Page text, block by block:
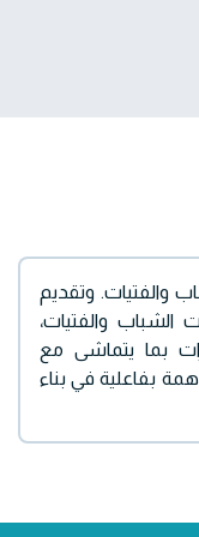
والفتيات. وتقديم
الشباب والفتيات،
بما يتماشى مع
بفاعلية في بناء